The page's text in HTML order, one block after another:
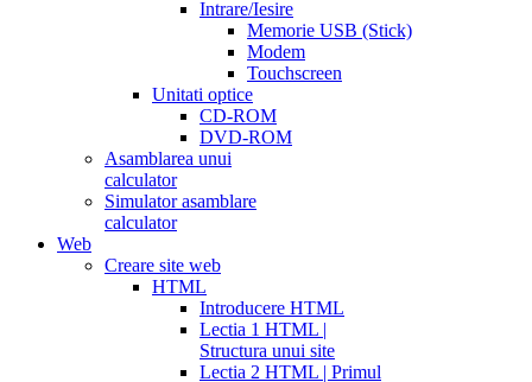
Intrare/Iesire
Memorie USB (Stick)
Modem
Touchscreen
Unitati optice
CD-ROM
DVD-ROM
Asamblarea unui
calculator
Simulator asamblare
calculator
Web
Creare site web
HTML
Introducere HTML
Lectia 1 HTML |
Structura unui site
Lectia 2 HTML | Primul